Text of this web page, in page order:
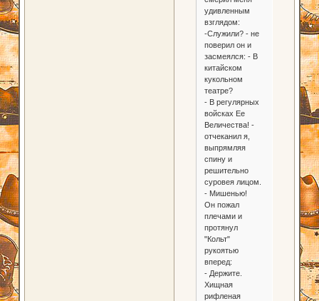
удивленным
взглядом:
-Служили? - не
поверил он и
засмеялся: - В
китайском
кукольном
театре?
- В регулярных
войсках Ее
Величества! -
отчеканил я,
выпрямляя
спину и
решительно
суровея лицом.
- Мишенью!
Он пожал
плечами и
протянул
"Кольт"
рукоятью
вперед:
- Держите.
Хищная
рифленая